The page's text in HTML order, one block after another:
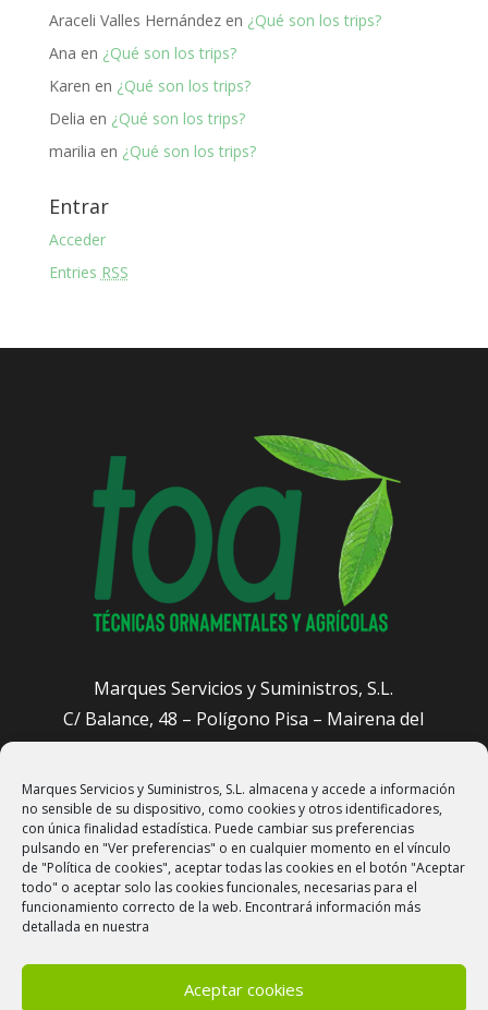
Marques Servicios y Suministros, S.L. almacena y accede a información
no sensible de su dispositivo, como cookies y otros identificadores,
con única finalidad estadística. Puede cambiar sus preferencias
pulsando en "Ver preferencias" o en cualquier momento en el vínculo
de "Política de cookies", aceptar todas las cookies en el botón "Aceptar
todo" o aceptar solo las cookies funcionales, necesarias para el
funcionamiento correcto de la web. Encontrará información más
detallada en nuestra
Aceptar cookies
Araceli Valles Hernándezen ¿Qué son los trips?
Ana en ¿Qué son los trips?
Karen en ¿Qué son los trips?
Delia en ¿Qué son los trips?
marilia en ¿Qué son los trips?
Entrar
Acceder
Entries RSS
Marques Servicios y Suministros, S.L.
C/ Balance, 48 – Polígono Pisa – Mairena del
Aljarafe (Sevilla)
administracion@sevillajardineros.com
658 905 601